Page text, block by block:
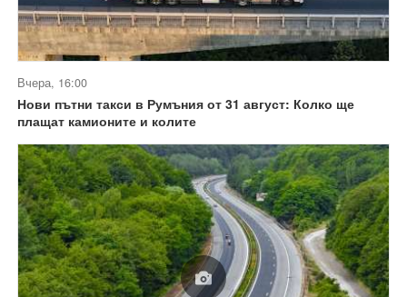
Вчера, 16:00
Нови пътни такси в Румъния от 31 август: Колко ще
плащат камионите и колите